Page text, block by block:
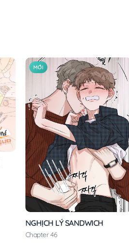
MỚI
NGHỊCH LÝ SANDWICH
Chapter 46